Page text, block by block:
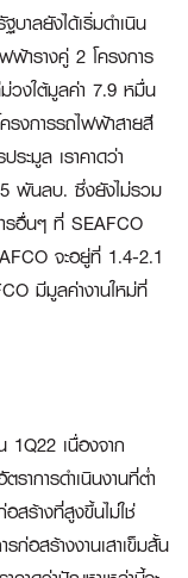
าลยังได้เริ่มดำเนิน
ฟ้ารางคู่ 2 โครงการ
วงใต้มูลค่า 7.9 หมื่น
รงการรถไฟฟ้าสายสี
ะมูล เราคาดว่า
5 พันลบ. ซึ่งยังไม่รวม
รอื่นๆ ที่ SEAFCO
จะอยู่ที่ 1.4-2.1
มีมูลค่างานใหม่ที่
เนื่องจาก
ราการดำเนินงานที่ต่ำ
สร้างที่สูงขึ้นไม่ใช่
ก่อสร้างงานเสาเข็มสั้น